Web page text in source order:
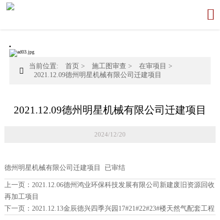


当前位置: 首页 > 施工图审查 > 在审项目 >
2021.12.09德州明星机械有限公司迁建项目
2021.12.09德州明星机械有限公司迁建项目
2024/12/20
德州明星机械有限公司迁建项目 已审结
上一页： 2021.12.06德州鸿业环保科技发展有限公司新建废旧资源回收
再加工项目
下一页： 2021.12.13金辰德兴四季兴园17#21#22#23#楼天然气配套工程